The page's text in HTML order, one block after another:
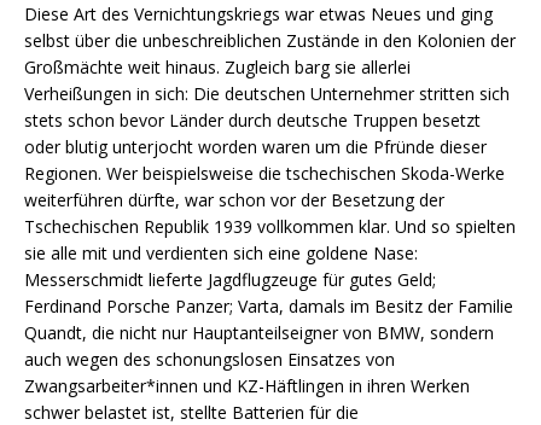
Diese Art des Vernichtungskriegs war etwas Neues und ging
selbst über die unbeschreiblichen Zustände in den Kolonien der
Großmächte weit hinaus. Zugleich barg sie allerlei
Verheißungen in sich: Die deutschen Unternehmer stritten sich
stets schon bevor Länder durch deutsche Truppen besetzt
oder blutig unterjocht worden waren um die Pfründe dieser
Regionen. Wer beispielsweise die tschechischen Skoda-Werke
weiterführen dürfte, war schon vor der Besetzung der
Tschechischen Republik 1939 vollkommen klar. Und so spielten
sie alle mit und verdienten sich eine goldene Nase:
Messerschmidt lieferte Jagdflugzeuge für gutes Geld;
Ferdinand Porsche Panzer; Varta, damals im Besitz der Familie
Quandt, die nicht nur Hauptanteilseigner von BMW, sondern
auch wegen des schonungslosen Einsatzes von
Zwangsarbeiter*innen und KZ-Häftlingen in ihren Werken
schwer belastet ist, stellte Batterien für die